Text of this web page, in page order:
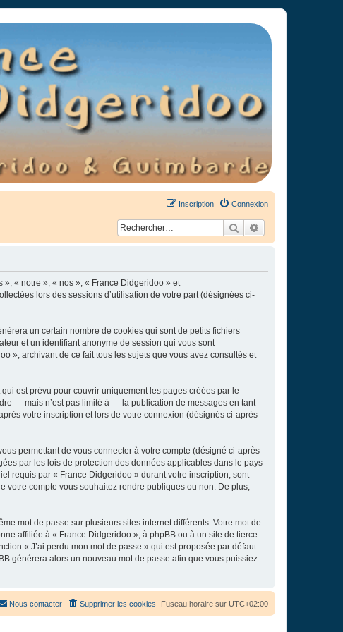
Connexion
Inscription
Rechercher
« notre », « nos », « France Didgeridoo » et
lors des sessions d’utilisation de votre part (désignées ci-
un certain nombre de cookies qui sont de petits fichiers
et un identifiant anonyme de session qui vous sont
», archivant de ce fait tous les sujets que vous avez consultés et
est prévu pour couvrir uniquement les pages créées par le
— mais n’est pas limité à — la publication de messages en tant
votre inscription et lors de votre connexion (désignés ci-après
permettant de vous connecter à votre compte (désigné ci-après
par les lois de protection des données applicables dans le pays
requis par « France Didgeridoo » durant votre inscription, sont
compte vous souhaitez rendre publiques ou non. De plus,
mot de passe sur plusieurs sites internet différents. Votre mot de
affiliée à « France Didgeridoo », à phpBB ou à un site de tierce
« J’ai perdu mon mot de passe » qui est proposée par défaut
générera alors un nouveau mot de passe afin que vous puissiez
Fuseau horaire sur UTC+02:00
Supprimer les cookies
Nous contacter